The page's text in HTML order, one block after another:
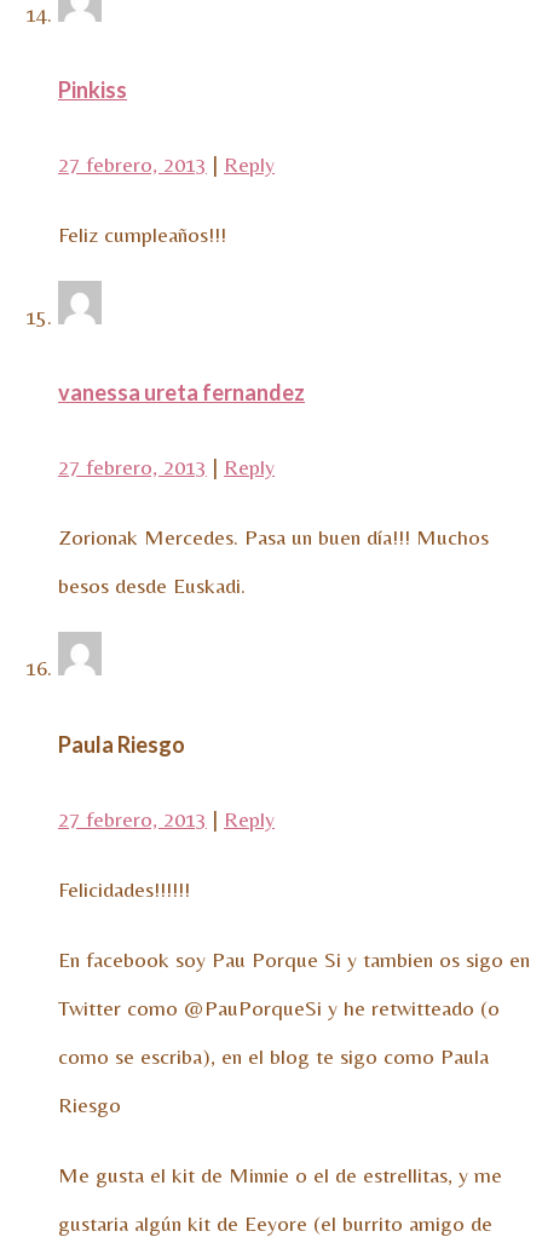
Pinkiss
27 febrero, 2013 | Reply
Feliz cumpleaños!!!
vanessa ureta fernandez
27 febrero, 2013 | Reply
Zorionak Mercedes. Pasa un buen día!!! Muchos
besos desde Euskadi.
Paula Riesgo
27 febrero, 2013 | Reply
Felicidades!!!!!!
En facebook soy Pau Porque Si y tambien os sigo en
Twitter como @PauPorqueSi y he retwitteado (o
como se escriba), en el blog te sigo como Paula
Riesgo
Me gusta el kit de Minnie o el de estrellitas, y me
gustaria algún kit de Eeyore (el burrito amigo de